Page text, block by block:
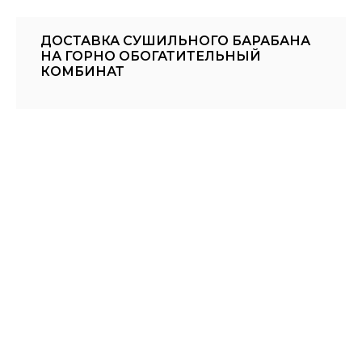
ДОСТАВКА СУШИЛЬНОГО БАРАБАНА
НА ГОРНО ОБОГАТИТЕЛЬНЫЙ
КОМБИНАТ